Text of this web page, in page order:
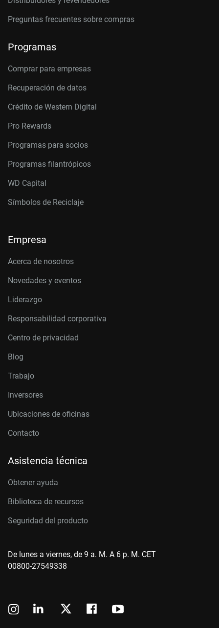
Preguntas frecuentes sobre compras
Programas
Comprar para empresas
Recuperación de datos
Crédito de Western Digital
Pro Rewards
Programas para socios
Programas filantrópicos
WD Capital
Símbolos de Reciclaje
Empresa
Acerca de nosotros
Novedades y eventos
Liderazgo
Responsabilidad corporativa
Centro de privacidad
Blog
Trabajo
Inversores
Ubicaciones de oficinas
Contacto
Asistencia técnica
Obtener ayuda
Biblioteca de recursos
Seguridad del producto
De lunes a viernes, de 9 a. M. A 6 p. M. CET
00800-27549338